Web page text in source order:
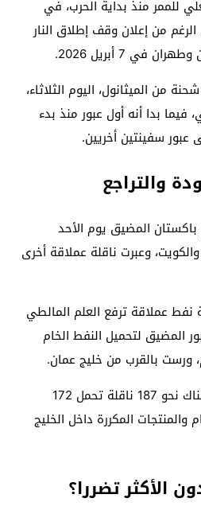
للممر منذ بداية الحرب، في
من إعلان وقف إطلاق النار
7 أبريل 2026.
من الميثانول، اليوم الثلاثاء،
فيما بدا أنه أول عبور منذ بدء
عبور سفينتين أخريين.
والتراجع
المضيق يوم الأحد
وعبرت ناقلة عملاقة أخرى
نفط عملاقة ترفع العلم المالطي
المضيق لتحميل النفط الخام
ورست بالقرب من خليج عمان.
وبحسب بيانات كبلر، كان هناك نحو 187 ناقلة تحمل 172
والمنتجات المكررة داخل الخليج
الأكثر تضررا؟